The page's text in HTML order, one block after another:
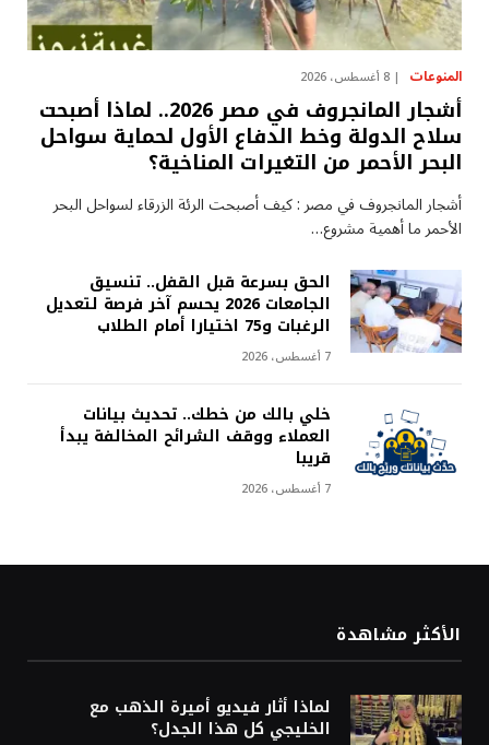
المنوعات 8 أغسطس، 2026
أشجار المانجروف في مصر 2026.. لماذا أصبحت
سلاح الدولة وخط الدفاع الأول لحماية سواحل
البحر الأحمر من التغيرات المناخية؟
أشجار المانجروف في مصر : كيف أصبحت الرئة الزرقاء لسواحل البحر
الأحمر ما أهمية مشروع…
الحق بسرعة قبل القفل.. تنسيق
الجامعات 2026 يحسم آخر فرصة لتعديل
الرغبات و75 اختيارا أمام الطلاب
7 أغسطس، 2026
خلي بالك من خطك.. تحديث بيانات
العملاء ووقف الشرائح المخالفة يبدأ
قريبا
7 أغسطس، 2026
الأكثر مشاهدة
لماذا أثار فيديو أميرة الذهب مع
الخليجي كل هذا الجدل؟